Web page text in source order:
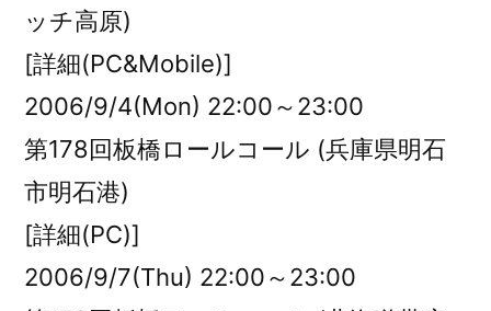
ッチ高原)
[詳細(PC&Mobile)]
2006/9/4(Mon) 22:00～23:00
第178回板橋ロールコール (兵庫県明石
市明石港)
[詳細(PC)]
2006/9/7(Thu) 22:00～23:00